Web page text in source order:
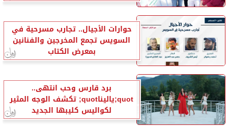
حوارات الأجيال.. تجارب مسرحية في
السويس تجمع المخرجين والفنانين
بمعرض الكتاب
برد قارس وحب انتهى..
quot;ياليناquot; تكشف الوجه المثير
لكواليس كليبها الجديد